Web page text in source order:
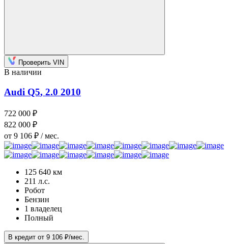
Проверить VIN
В наличии
Audi Q5, 2.0 2010
722 000 ₽
822 000 ₽
от 9 106 ₽ / мес.
125 640 км
211 л.с.
Робот
Бензин
1 владелец
Полный
В кредит от 9 106 ₽/мес.